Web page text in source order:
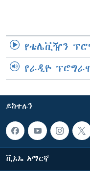
የቴሌቪዥን
የራዲዮ
ይከተሉን
ቪኦኤ አማርኛ